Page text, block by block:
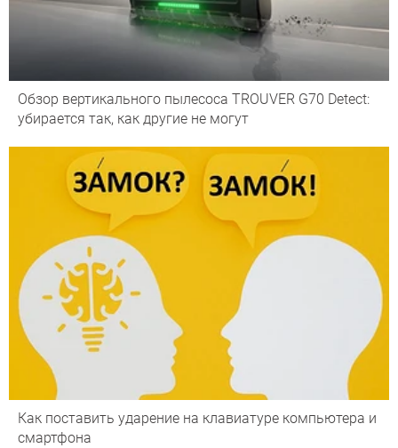
Обзор вертикального пылесоса TROUVER G70 Detect:
убирается так, как другие не могут
Как поставить ударение на клавиатуре компьютера и
смартфона